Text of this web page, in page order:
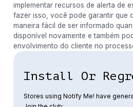
implementar recursos de alerta de
fazer isso, você pode garantir que
maneira fácil de ser informado
disponível novamente e também
envolvimento do cliente no
Install Or
Stores using Notify Me! have